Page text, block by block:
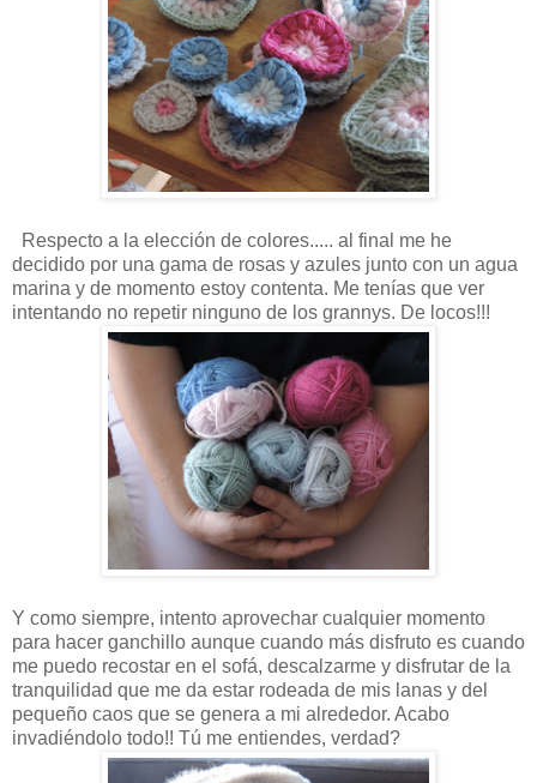
Respecto a la elección de colores..... al final me he
decidido por una gama de rosas y azules junto con un agua
marina y de momento estoy contenta. Me tenías que ver
intentando no repetir ninguno de los grannys. De locos!!!
Y como siempre, intento aprovechar cualquier momento
para hacer ganchillo aunque cuando más disfruto es cuando
me puedo recostar en el sofá, descalzarme y disfrutar de la
tranquilidad que me da estar rodeada de mis lanas y del
pequeño caos que se genera a mi alrededor. Acabo
invadiéndolo todo!! Tú me entiendes, verdad?